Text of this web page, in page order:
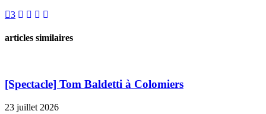
3
articles similaires
[Spectacle] Tom Baldetti à Colomiers
23 juillet 2026